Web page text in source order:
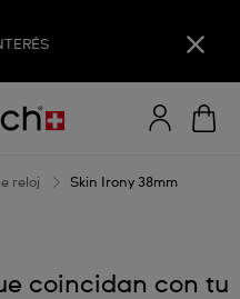
reloj Skin Irony 38mm
coincidan con tu